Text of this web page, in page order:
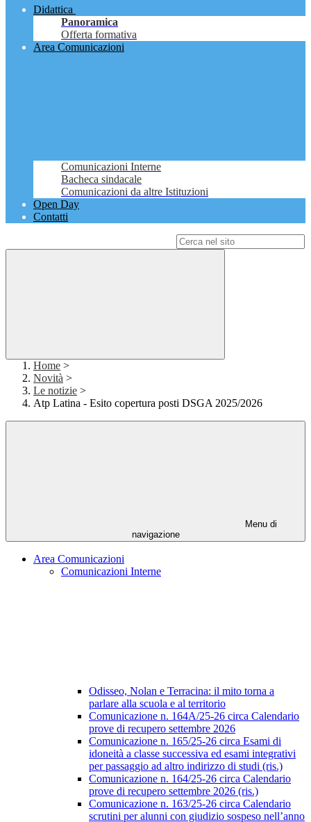
Didattica
Panoramica
Offerta formativa
Area Comunicazioni
Comunicazioni Interne
Bacheca sindacale
Comunicazioni da altre Istituzioni
Open Day
Contatti
Home >
Novità >
Le notizie >
Atp Latina - Esito copertura posti DSGA 2025/2026
Menu di
navigazione
Area Comunicazioni
Comunicazioni Interne
Odisseo, Nolan e Terracina: il mito torna a
parlare alla scuola e al territorio
Comunicazione n. 164A/25-26 circa Calendario
prove di recupero settembre 2026
Comunicazione n. 165/25-26 circa Esami di
idoneità a classe successiva ed esami integrativi
per passaggio ad altro indirizzo di studi (ris.)
Comunicazione n. 164/25-26 circa Calendario
prove di recupero settembre 2026 (ris.)
Comunicazione n. 163/25-26 circa Calendario
scrutini per alunni con giudizio sospeso nell’anno